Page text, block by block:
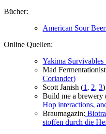
Bücher:
American Sour
Online Quellen:
Yakima
Mad
Coriander)
Scott Janish (1 , 2, 3)
Build me a brewery
Hop interactions,
Braumagazin:
stof­fen durch die